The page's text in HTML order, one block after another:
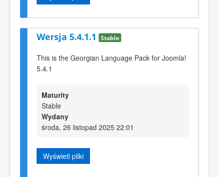
Wersja 5.4.1.1 Stable
This is the Georgian Language Pack for Joomla!
5.4.1
Maturity
Stable
Wydany
środa, 26 listopad 2025 22:01
Wyświetl pliki